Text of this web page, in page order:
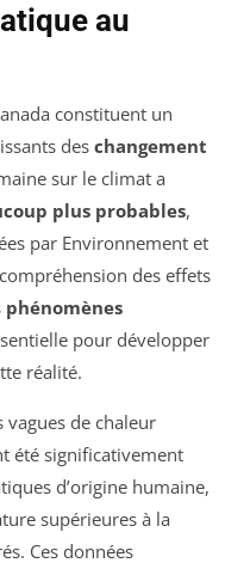
au
constituent un
des changement
sur le climat a
plus probables,
par Environnement et
des effets
phénomènes
pour développer
réalité.
de chaleur
été significativement
d’origine humaine,
supérieures à la
Ces données